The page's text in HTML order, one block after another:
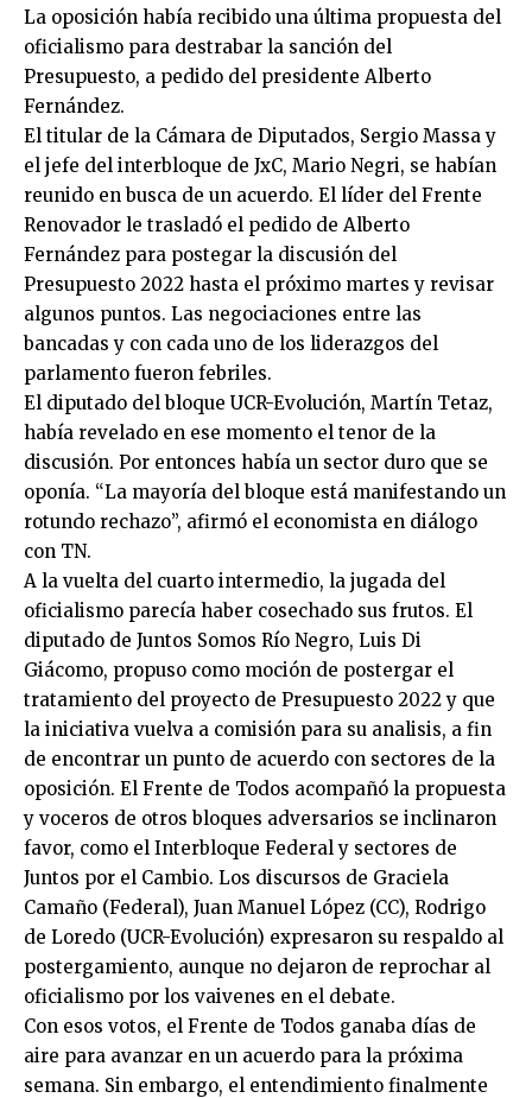
La oposición había recibido una última propuesta del
oficialismo para destrabar la sanción del
Presupuesto, a pedido del presidente Alberto
Fernández.
El titular de la Cámara de Diputados, Sergio Massa y
el jefe del interbloque de JxC, Mario Negri, se habían
reunido en busca de un acuerdo. El líder del Frente
Renovador le trasladó el pedido de Alberto
Fernández para postegar la discusión del
Presupuesto 2022 hasta el próximo martes y revisar
algunos puntos. Las negociaciones entre las
bancadas y con cada uno de los liderazgos del
parlamento fueron febriles.
El diputado del bloque UCR-Evolución, Martín Tetaz,
había revelado en ese momento el tenor de la
discusión. Por entonces había un sector duro que se
oponía. “La mayoría del bloque está manifestando un
rotundo rechazo”, afirmó el economista en diálogo
con TN.
A la vuelta del cuarto intermedio, la jugada del
oficialismo parecía haber cosechado sus frutos. El
diputado de Juntos Somos Río Negro, Luis Di
Giácomo, propuso como moción de postergar el
tratamiento del proyecto de Presupuesto 2022 y que
la iniciativa vuelva a comisión para su analisis, a fin
de encontrar un punto de acuerdo con sectores de la
oposición. El Frente de Todos acompañó la propuesta
y voceros de otros bloques adversarios se inclinaron
favor, como el Interbloque Federal y sectores de
Juntos por el Cambio. Los discursos de Graciela
Camaño (Federal), Juan Manuel López (CC), Rodrigo
de Loredo (UCR-Evolución) expresaron su respaldo al
postergamiento, aunque no dejaron de reprochar al
oficialismo por los vaivenes en el debate.
Con esos votos, el Frente de Todos ganaba días de
aire para avanzar en un acuerdo para la próxima
semana. Sin embargo, el entendimiento finalmente